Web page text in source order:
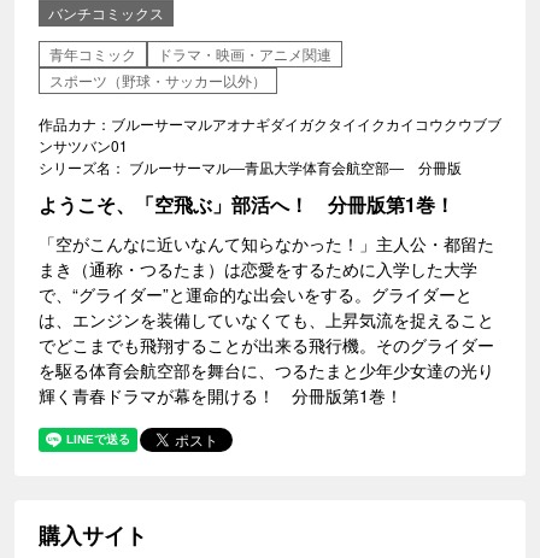
バンチコミックス
青年コミック
ドラマ・映画・アニメ関連
スポーツ（野球・サッカー以外）
作品カナ：ブルーサーマルアオナギダイガクタイイクカイコウクウブブ
ンサツバン01
シリーズ名： ブルーサーマル―青凪大学体育会航空部― 分冊版
ようこそ、「空飛ぶ」部活へ！ 分冊版第1巻！
「空がこんなに近いなんて知らなかった！」主人公・都留た
まき（通称・つるたま）は恋愛をするために入学した大学
で、“グライダー”と運命的な出会いをする。グライダーと
は、エンジンを装備していなくても、上昇気流を捉えること
でどこまでも飛翔することが出来る飛行機。そのグライダー
を駆る体育会航空部を舞台に、つるたまと少年少女達の光り
輝く青春ドラマが幕を開ける！ 分冊版第1巻！
購入サイト